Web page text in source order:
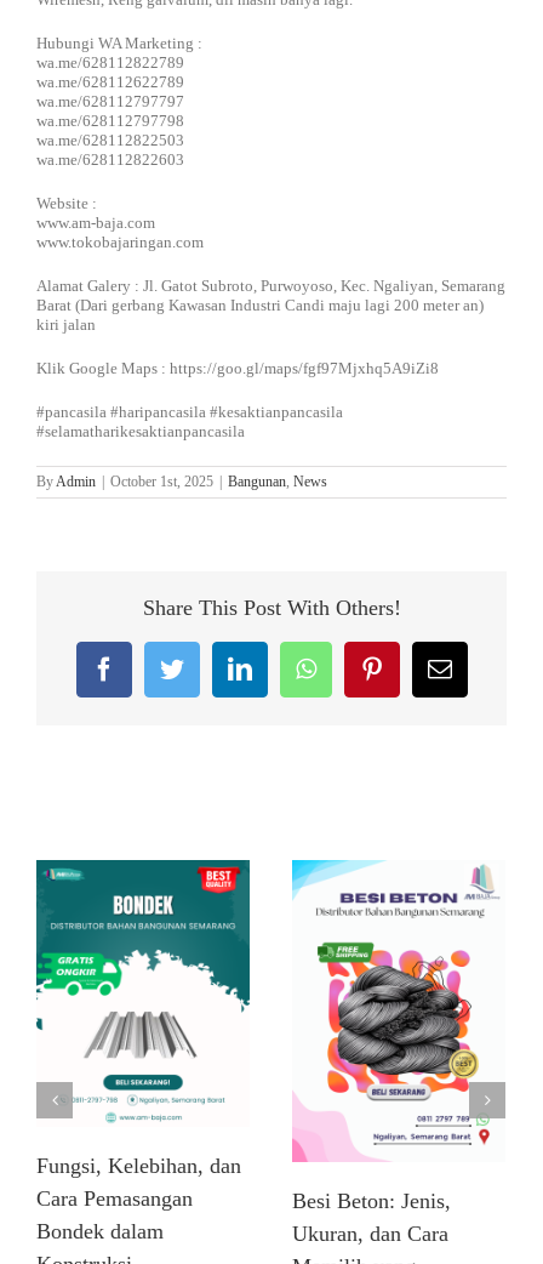
Hubungi WA Marketing :
wa.me/628112822789
wa.me/628112622789
wa.me/628112797797
wa.me/628112797798
wa.me/628112822503
wa.me/628112822603
Website :
www.am-baja.com
www.tokobajaringan.com
Alamat Galery : Jl. Gatot Subroto, Purwoyoso, Kec. Ngaliyan, Semarang
Barat (Dari gerbang Kawasan Industri Candi maju lagi 200 meter an)
kiri jalan
Klik Google Maps : https://goo.gl/maps/fgf97Mjxhq5A9iZi8
#pancasila #haripancasila #kesaktianpancasila
#selamatharikesaktianpancasila
ByAdmin October 1st, 2025 Bangunan, News
Share This Post With Others!
FacebookTwitterLinkedInWhatsAppPinterestEmail
Fungsi, Kelebihan, dan
Cara Pemasangan
Bondek dalam
Besi Beton: Jenis,
Ukuran, dan Cara